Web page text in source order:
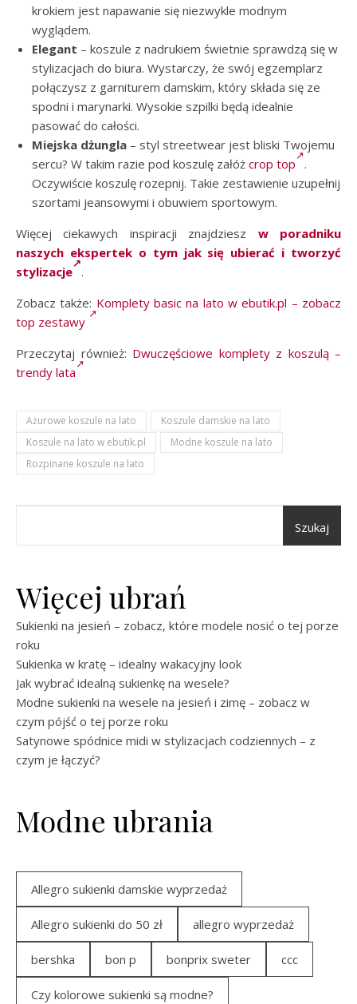
krokiem jest napawanie się niezwykle modnym
wyglądem.
Elegant – koszule z nadrukiem świetnie sprawdzą się w
stylizacjach do biura. Wystarczy, że swój egzemplarz
połączysz z garniturem damskim, który składa się ze
spodni i marynarki. Wysokie szpilki będą idealnie
pasować do całości.
Miejska dżungla – styl streetwear jest bliski Twojemu
sercu? W takim razie pod koszulę załóż crop top .
Oczywiście koszulę rozepnij. Takie zestawienie uzupełnij
szortami jeansowymi i obuwiem sportowym.
Więcej ciekawych inspiracji znajdziesz w poradniku
naszych ekspertek o tym jak się ubierać i tworzyć
stylizacje .
Zobacz także: Komplety basic na lato w ebutik.pl – zobacz
top zestawy
Przeczytaj również: Dwuczęściowe komplety z koszulą –
trendy lata
Ażurowe koszule na lato
Koszule damskie na lato
Koszule na lato w ebutik.pl
Modne koszule na lato
Rozpinane koszule na lato
Szukaj
Więcej ubrań
Sukienki na jesień – zobacz, które modele nosić o tej porze
roku
Sukienka w kratę – idealny wakacyjny look
Jak wybrać idealną sukienkę na wesele?
Modne sukienki na wesele na jesień i zimę – zobacz w
czym pójść o tej porze roku
Satynowe spódnice midi w stylizacjach codziennych – z
czym je łączyć?
Modne ubrania
Allegro sukienki damskie wyprzedaż
Allegro sukienki do 50 zł allegro wyprzedaż
bershka bon p bonprix sweter ccc
Czy kolorowe sukienki są modne?